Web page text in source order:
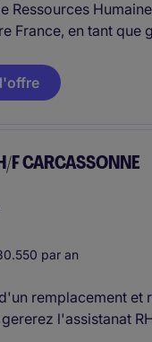
Ressources
France, en tant que
du BTP, ingénierie /
(78).
F CARCASSONNE
par an
remplacement et
l'assistanat